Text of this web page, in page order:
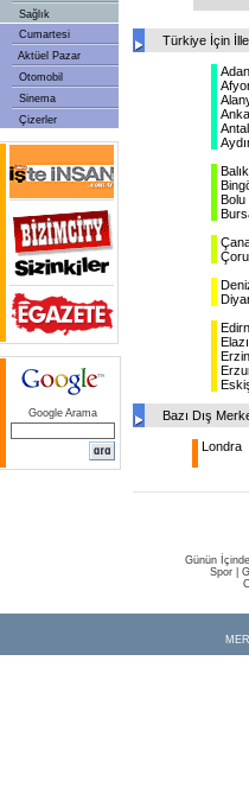
Sağlık
Cumartesi
Aktüel Pazar
Otomobil
Sinema
Çizerler
Google Arama
Türkiye İçin
Bolu
Bazı Dış
Londra
Günün
Spor